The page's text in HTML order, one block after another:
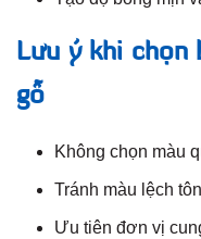
Lưu ý khi chọn
gỗ
Không chọn màu
Tránh màu lệch
Ưu tiên đơn vị